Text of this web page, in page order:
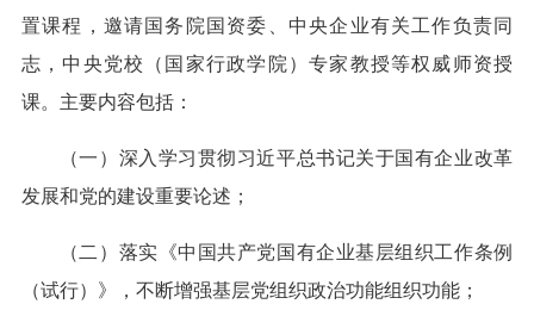
置课程，邀请国务院国资委、中央企业有关工作负责同
志，中央党校（国家行政学院）专家教授等权威师资授
课。主要内容包括：
（一）深入学习贯彻习近平总书记关于国有企业改革
发展和党的建设重要论述；
（二）落实《中国共产党国有企业基层组织工作条例
（试行）》，不断增强基层党组织政治功能组织功能；